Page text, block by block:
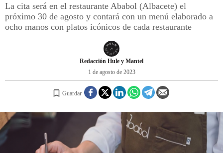
ÍDOLOS DE MESAS
CUADERNO DE VIAJE
REGISTRO
INICIAR SESIÓN
La cita será en el restaurante Ababol (Albacete) el
próximo 30 de agosto y contará con un menú elaborado a
ocho manos con platos icónicos de cada restaurante
Redacción Hule y Mantel
1 de agosto de 2023
Guardar